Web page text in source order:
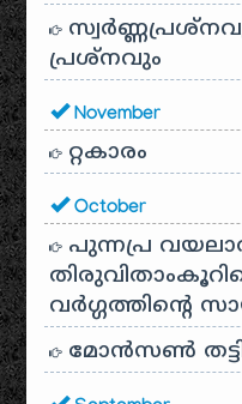
പ്രശ്‌നവും
November
റ്റകാരം
October
പുന്നപ്ര
വർഗ്ഗത്തിന്റെ
മോൻസൺ